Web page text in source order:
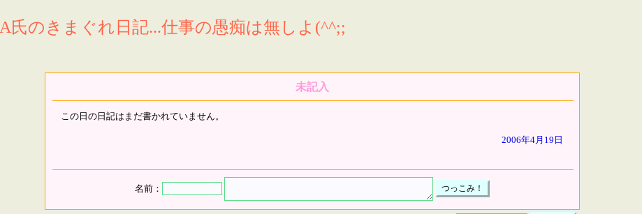
A氏のきまぐれ日記...仕事の愚痴は無しよ(^^;;
未記入
この日の日記はまだ書かれていません。
2006年4月19日
名前：